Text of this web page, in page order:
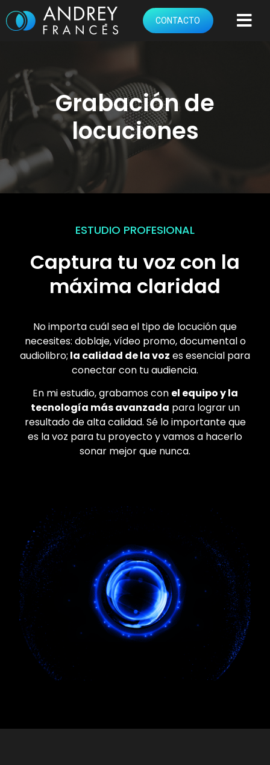
CONTACTO
Grabación de
locuciones
ESTUDIO PROFESIONAL
Captura tu voz con la
máxima claridad
No importa cuál sea el tipo de locución que
necesites: doblaje, vídeo promo, documental o
audiolibro; la calidad de la voz es esencial para
conectar con tu audiencia.
En mi estudio, grabamos con el equipo y la
tecnología más avanzada para lograr un
resultado de alta calidad. Sé lo importante que
es la voz para tu proyecto y vamos a hacerlo
sonar mejor que nunca.